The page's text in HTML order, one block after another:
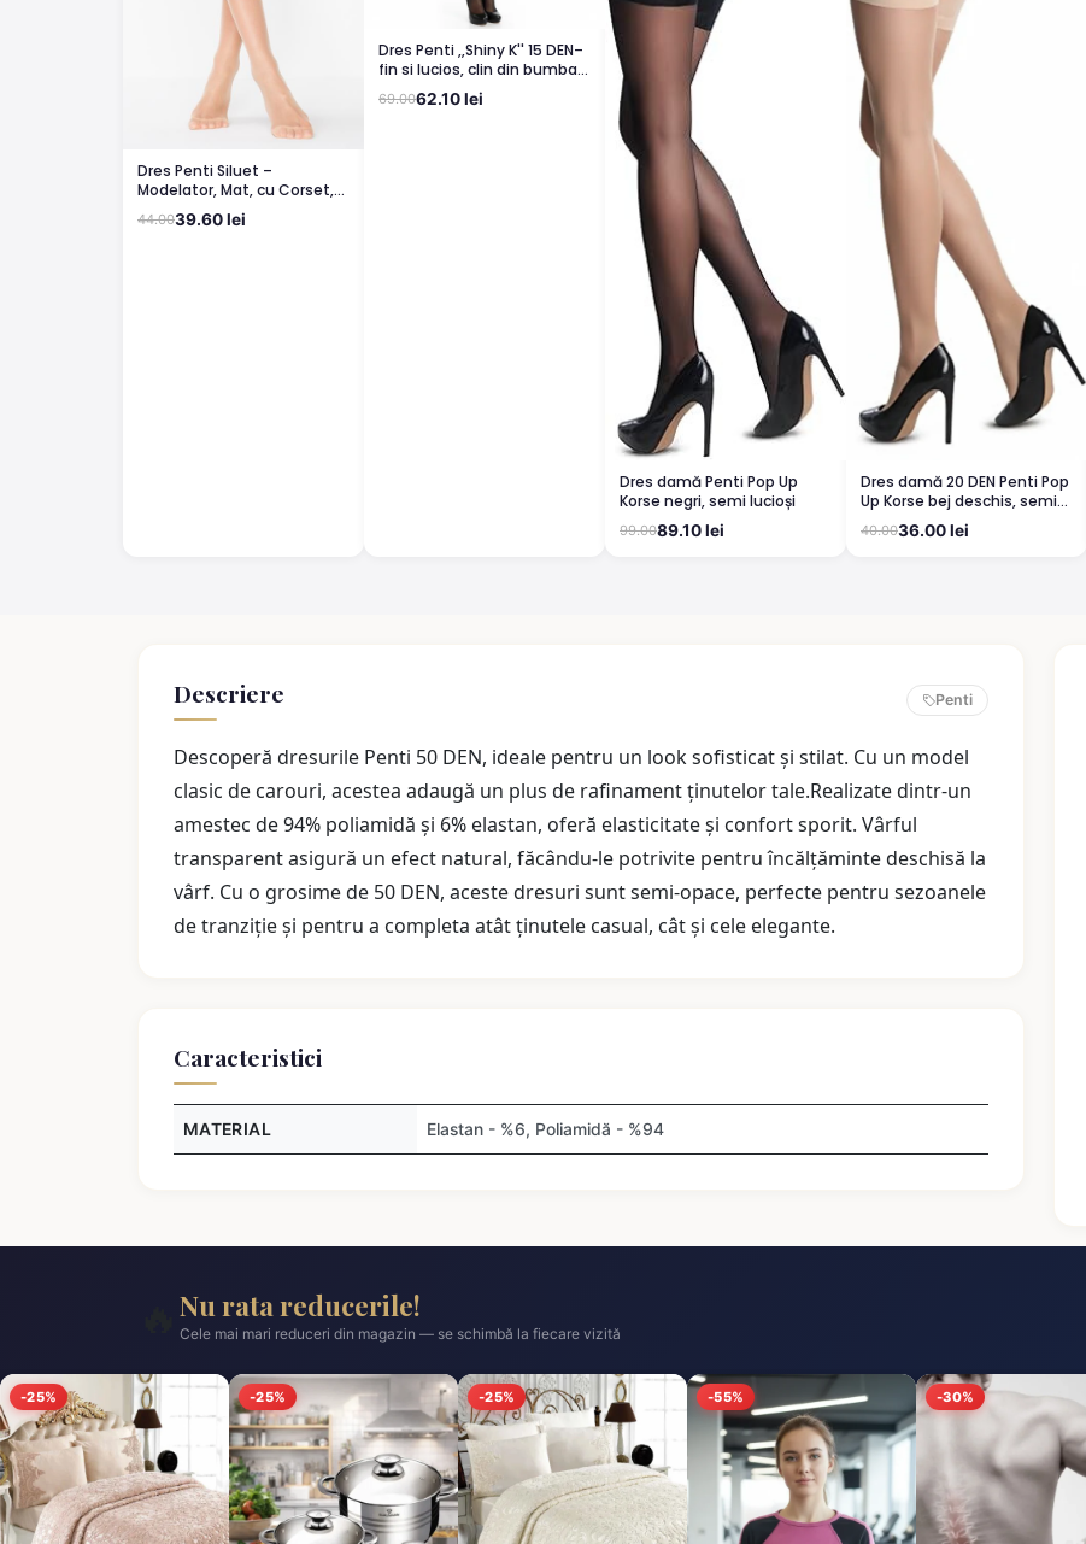
Dres Penti Siluet –
Modelator, Mat, cu Corset,
Light Nude
44.0039.60 lei
Dres Penti ,,Shiny K'' 15 DEN–
fin si lucios, clin din bumbac,
bronz
69.0062.10 lei
Dres damă Penti Pop Up
Korse negri, semi lucioși
99.0089.10 lei
Dres damă 20 DEN Penti Pop
Up Korse bej deschis, semi
lucioși
40.0036.00 lei
Descriere Penti
Descoperă dresurile Penti 50 DEN, ideale pentru un look sofisticat și stilat. Cu un model
clasic de carouri, acestea adaugă un plus de rafinament ținutelor tale.Realizate dintr-un
amestec de 94% poliamidă și 6% elastan, oferă elasticitate și confort sporit. Vârful
transparent asigură un efect natural, făcându-le potrivite pentru încălțăminte deschisă la
vârf. Cu o grosime de 50 DEN, aceste dresuri sunt semi-opace, perfecte pentru sezoanele
de tranziție și pentru a completa atât ținutele casual, cât și cele elegante.
Caracteristici
MATERIAL Elastan - %6, Poliamidă - %94
Nu rata reducerile!
Cele mai mari reduceri din magazin — se schimbă la fiecare vizită
-25% -25% -25% -55% -30%